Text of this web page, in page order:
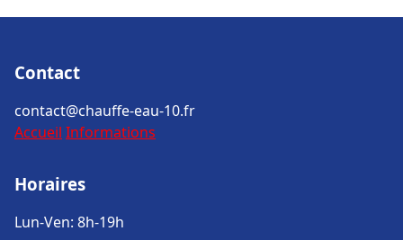
Contact
contact@chauffe-eau-10.fr
Accueil Informations
Horaires
Lun-Ven: 8h-19h